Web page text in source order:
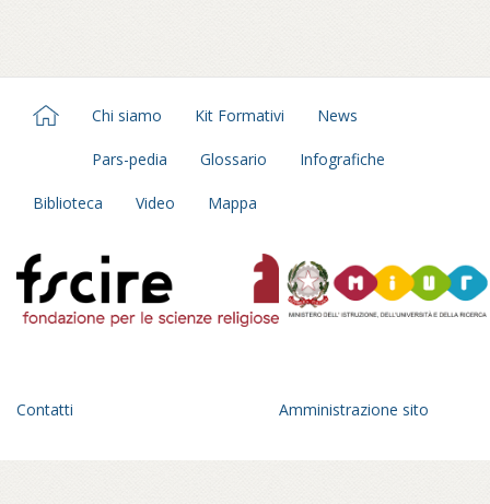
Chi siamo Kit Formativi News
Pars-pedia Glossario Infografiche
Biblioteca Video Mappa
Contatti Amministrazione sito